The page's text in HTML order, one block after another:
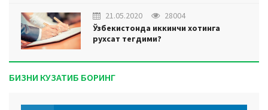
21.05.2020
28004
Ўзбекистонда иккинчи хотинга
рухсат тегдими?
БИЗНИ КУЗАТИБ БОРИНГ